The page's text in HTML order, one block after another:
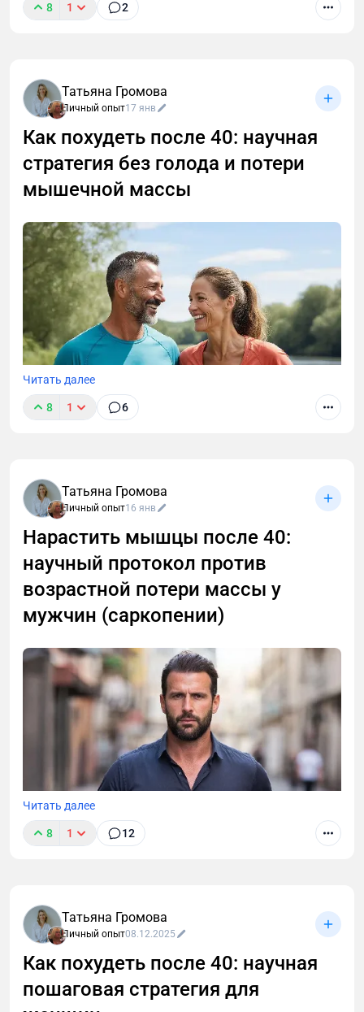
8 1 2
Татьяна Громова
Личный опыт17 янв
Как похудеть после 40: научная
стратегия без голода и потери
мышечной массы
После 40 вес не уходит, а диеты не работают?
Узнайте, как разогнать метаболизм заставить тело
сжигать жир. Научный протокол от фитнес-
эксперта: питание без голода, тренировки для
восстановления. Стратегия, которая сохранит
мышцы и даст энергию.
Читать далее
8 1 6
Татьяна Громова
Личный опыт16 янв
Нарастить мышцы после 40:
научный протокол против
возрастной потери массы у
мужчин (саркопении)
Статья о том, как мужчинам нарастить мышцы
после 40 лет. Даю научно обоснованный протокол:
Читать далее
8 1 12
Татьяна Громова
Личный опыт08.12.2025
Как похудеть после 40: научная
пошаговая стратегия для